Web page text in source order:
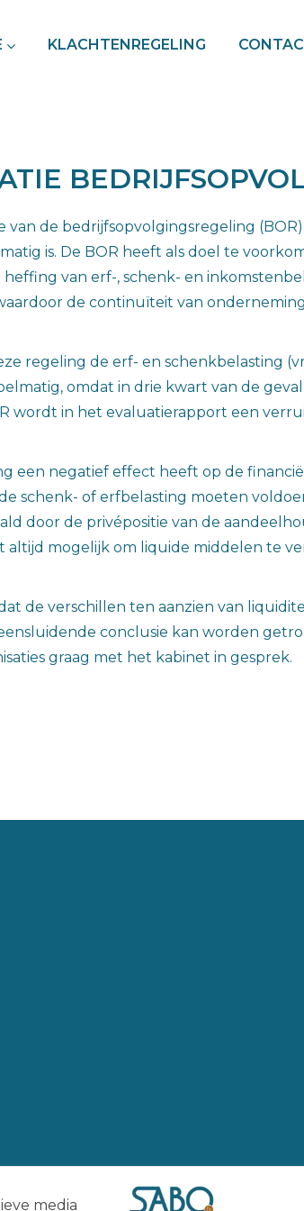
KLACHTENREGELING
de bedrijfsopvolgingsregeling
is. De BOR heeft als doel te
van erf-, schenk- en
de continuïteit van
regeling de erf- en schenkbelasting
omdat in drie kwart van de
wordt in het evaluatierapport een
een negatief effect heeft op de
schenk- of erfbelasting moeten
door de privépositie van de
altijd mogelijk om liquide middelen te
de verschillen ten aanzien van
conclusie kan worden
graag met het kabinet in gesprek.
media